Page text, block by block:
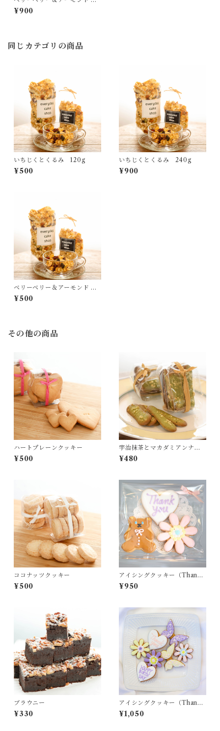
ラノーラ 240g
¥900
同じカテゴリの商品
いちじくとくるみ 120g
¥500
いちじくとくるみ 240g
¥900
ベリーベリー＆アーモンド グ
ラノーラ 120g
¥500
その他の商品
ハートプレーンクッキー
¥500
宇治抹茶とマカダミアンナッ
ツのラングドシャ
¥480
ココナッツクッキー
¥500
アイシングクッキー（Thank
you/Heart/Bear）
¥950
ブラウニー
¥330
アイシングクッキー（Thank
you/Heart/Flower/Butterfl
y）
¥1,050